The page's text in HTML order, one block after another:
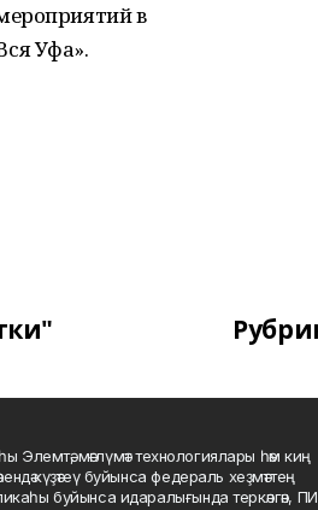
в
Уфа».
Элемтә, мәғлүмәт технологиялары һәм киң
күҙәтеү буйынса федераль хеҙмәттең
буйынса идаралығында теркәлгән,